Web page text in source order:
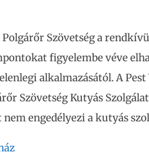
Polgárőr Szövetség a
figyelembe véve
alkalmazásától. A
Szövetség Kutyás
engedélyezi a kutyás